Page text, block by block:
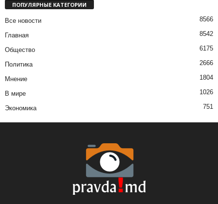
ПОПУЛЯРНЫЕ КАТЕГОРИИ
Все новости 8566
Главная 8542
Общество 6175
Политика 2666
Мнение 1804
В мире 1026
Экономика 751